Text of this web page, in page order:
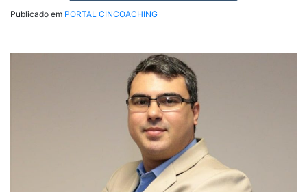
Publicado em PORTAL CINCOACHING